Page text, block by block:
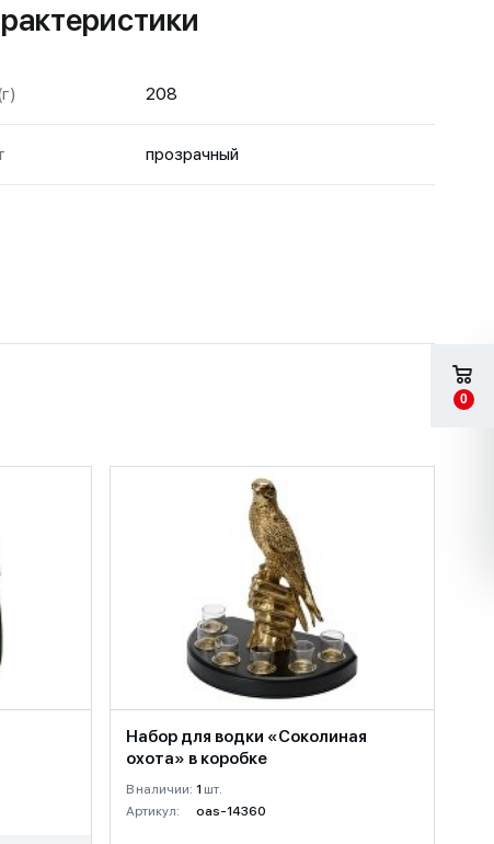
208
прозрачный
Набор для водки «Соколиная
охота» в коробке
В наличии: 1 шт.
Артикул:
oas-14360
0